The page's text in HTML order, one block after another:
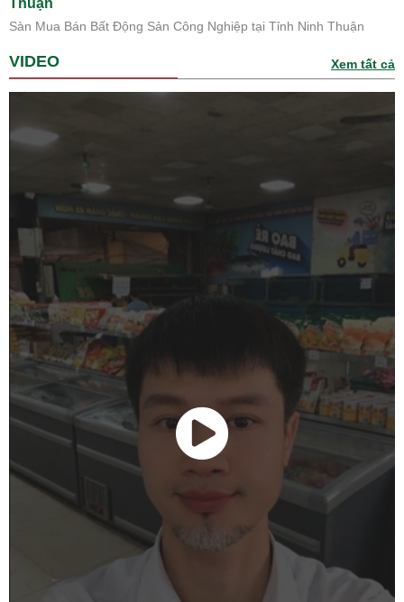
Thuận
Sàn Mua Bán Bất Động Sản Công Nghiệp tại Tỉnh Ninh Thuận
VIDEO Xem tất cả